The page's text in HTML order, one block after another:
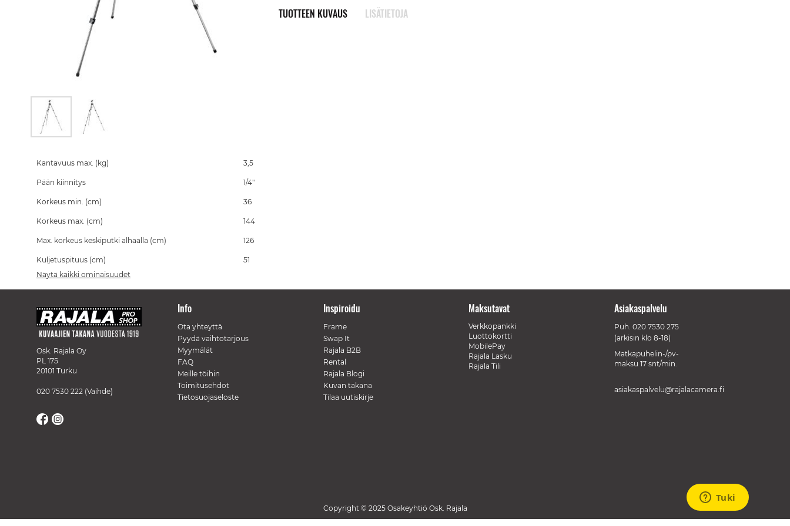
TUOTTEEN KUVAUS LISÄTIETOJA
the
images
Kantavuus max. (kg) 3,5
Pään kiinnitys 1/4"
Korkeus min. (cm) 36
Korkeus max. (cm) 144
Max. korkeus keskiputki alhaalla (cm) 126
Kuljetuspituus (cm)
51
Näytä kaikki ominaisuudet
Osk. Rajala Oy
PL 175
20101 Turku
020 7530 222 (Vaihde)
Info
Ota yhteyttä
Pyydä vaihtotarjous
Myymälät
FAQ
Meille töihin
Toimitusehdot
Tietosuojaseloste
Inspiroidu
Frame
Swap It
Rajala B2B
Rental
Rajala Blogi
Kuvan takana
Tilaa uutiskirje
Maksutavat
Verkkopankki
Luottokortti
MobilePay
Rajala Lasku
Rajala Tili
Asiakaspalvelu
Puh. 020 7530 275
(arkisin klo 8-18)
Matkapuhelin-/pv-
maksu 17 snt/min.
asiakaspalvelu@rajalacamera.fi
Copyright © 2025 Osakeyhtiö Osk. Rajala